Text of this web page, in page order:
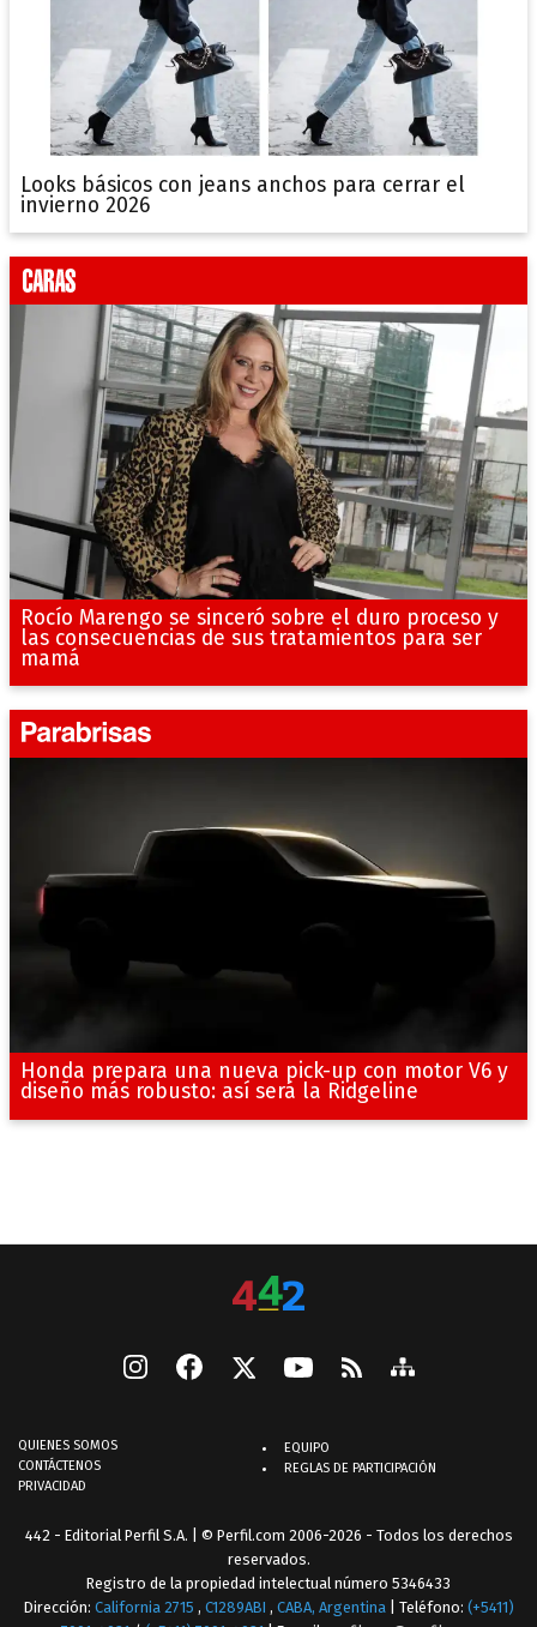
Looks básicos con jeans anchos para cerrar el
invierno 2026
Rocío Marengo se sinceró sobre el duro proceso y
las consecuencias de sus tratamientos para ser
mamá
Honda prepara una nueva pick-up con motor V6 y
diseño más robusto: así será la Ridgeline
QUIENES SOMOS
CONTÁCTENOS
PRIVACIDAD
EQUIPO
REGLAS DE PARTICIPACIÓN
442 - Editorial Perfil S.A. | © Perfil.com 2006-2026 - Todos los derechos
reservados.
Registro de la propiedad intelectual número 5346433
Dirección: California 2715 , C1289ABI , CABA, Argentina | Teléfono: (+5411)